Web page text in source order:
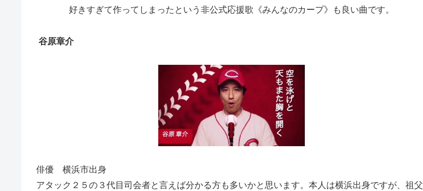
好きすぎて作ってしまったという非公式応援歌《みんなのカープ》も良い曲です。
谷原章介
俳優 横浜市出身
アタック２５の３代目司会者と言えば分かる方も多いかと思います。本人は横浜出身ですが、祖父